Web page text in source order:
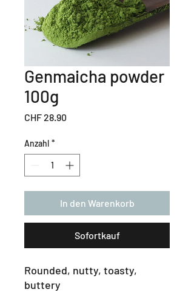
Genmaicha powder
100g
CHF 28.90
Anzahl *
In den Warenkorb
Sofortkauf
Rounded, nutty, toasty,
buttery